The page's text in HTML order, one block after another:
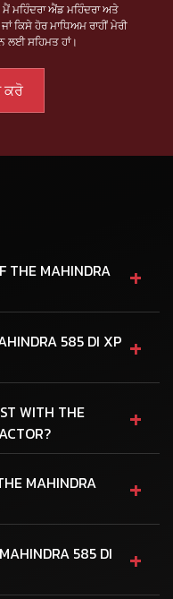
ਮਹਿੰਦਰਾ ਐਂਡ ਮਹਿੰਦਰਾ ਅਤੇ
ਹੋਰ ਮਾਧਿਅਮ ਰਾਹੀਂ ਮੇਰੀ
ਲਈ ਸਹਿਮਤ ਹਾਂ।
THE MAHINDRA
+
585 DI XP +
WITH THE
+
MAHINDRA
+
585 DI
+